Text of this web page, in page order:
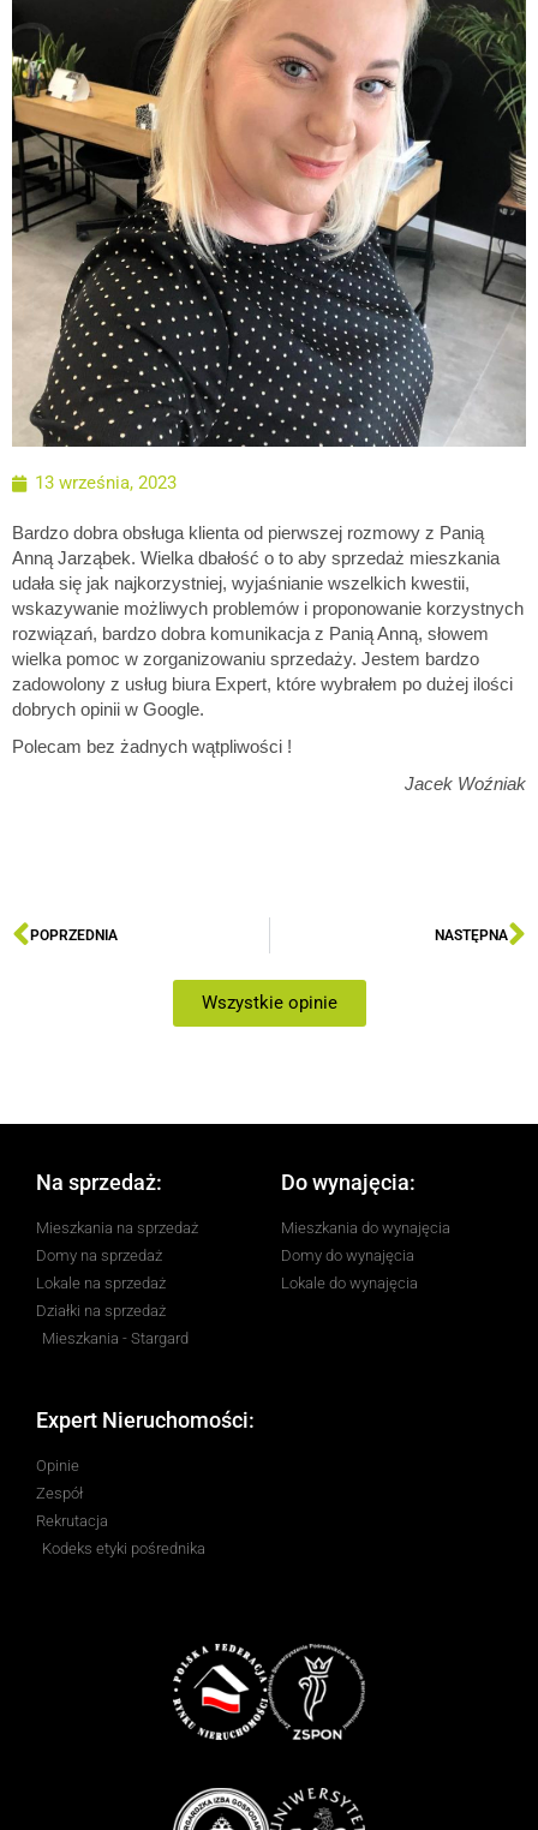
13 września, 2023
Bardzo dobra obsługa klienta od pierwszej rozmowy z Panią
Anną Jarząbek. Wielka dbałość o to aby sprzedaż mieszkania
udała się jak najkorzystniej, wyjaśnianie wszelkich kwestii,
wskazywanie możliwych problemów i proponowanie korzystnych
rozwiązań, bardzo dobra komunikacja z Panią Anną, słowem
wielka pomoc w zorganizowaniu sprzedaży. Jestem bardzo
zadowolony z usług biura Expert, które wybrałem po dużej ilości
dobrych opinii w Google.
Polecam bez żadnych wątpliwości !
Jacek Woźniak
POPRZEDNIA NASTĘPNA
Wszystkie opinie
Na sprzedaż:
Mieszkania na sprzedaż
Domy na sprzedaż
Lokale na sprzedaż
Działki na sprzedaż
Mieszkania - Stargard
Do wynajęcia:
Mieszkania do wynajęcia
Domy do wynajęcia
Lokale do wynajęcia
Expert Nieruchomości:
Opinie
Zespół
Rekrutacja
Kodeks etyki pośrednika